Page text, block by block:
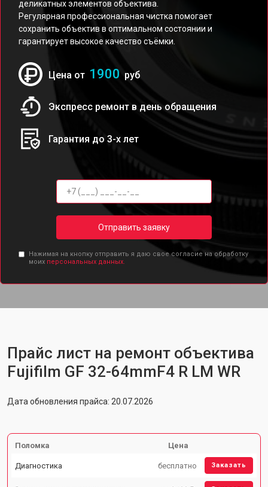
деликатных элементов объектива.
Регулярная профессиональная чистка помогает
сохранить объектив в оптимальном состоянии и
гарантирует высокое качество съёмки.
Цена от 1900 руб
Экспресс ремонт в день обращения
Гарантия до 3-х лет
Отправить заявку
Нажимая на кнопку отправить я даю свое согласие на обработку
моих персональных данных.
Прайс лист на ремонт объектива
Fujifilm GF 32-64mmF4 R LM WR
Дата обновления прайса: 20.07.2026
Поломка Цена
Диагностика бесплатно Заказать